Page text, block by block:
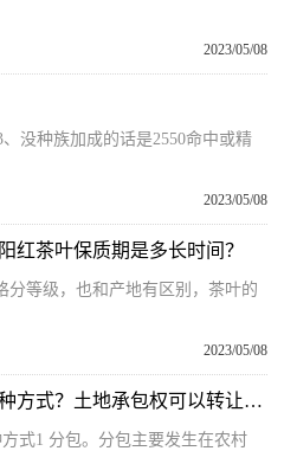
2023/05/08
没种族加成的话是2550命中或精
2023/05/08
红茶叶保质期是多长时间？
分等级，也和产地有区别，茶叶的
2023/05/08
土地承包经营权流转有哪几种方式？土地承包权可以转让吗？
生在农村